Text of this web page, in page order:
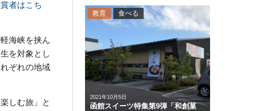
者はこち
海峡を挟ん
を対象とし
ぞれの地域
しむ旅」と
2021年10月5日
函館スイーツ特集第9弾「和創菓
教育 食べる